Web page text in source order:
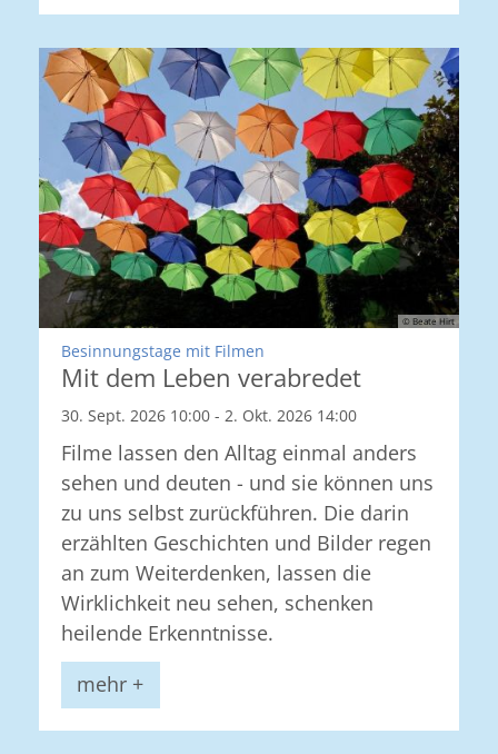
© Beate Hirt
Besinnungstage mit Filmen
Mit dem Leben verabredet
30. Sept. 2026 10:00 - 2. Okt. 2026 14:00
Filme lassen den Alltag einmal anders
sehen und deuten - und sie können uns
zu uns selbst zurückführen. Die darin
erzählten Geschichten und Bilder regen
an zum Weiterdenken, lassen die
Wirklichkeit neu sehen, schenken
heilende Erkenntnisse.
mehr +